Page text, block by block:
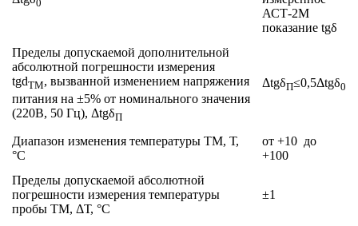
0
АСТ-2М
показание tgδ
Пределы допускаемой дополнительной
абсолютной погрешности измерения
tgdТМ, вызванной изменением напряжения
питания на ±5% от номинального значения
(220В, 50 Гц), ΔtgδП
ΔtgδП≤0,5Δtgδ0
Диапазон изменения температуры ТМ, Т,
°C
от +10 до
+100
Пределы допускаемой абсолютной
погрешности измерения температуры
пробы ТМ, ΔТ, °C
±1